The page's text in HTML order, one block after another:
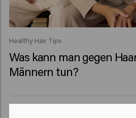
Healthy Hair Tips
Was kann man gegen
Männern tun?